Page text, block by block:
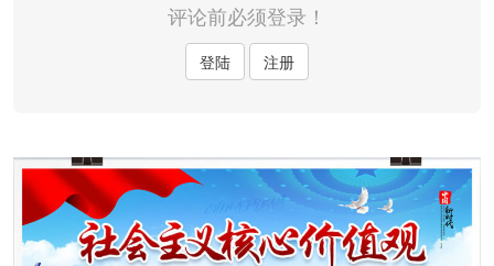
评论前必须登录！
登陆 注册